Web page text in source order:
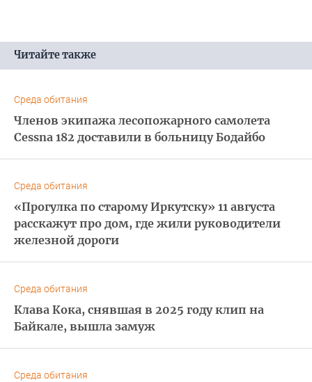
Читайте также
Среда обитания
Членов экипажа лесопожарного самолета
Cessna 182 доставили в больницу Бодайбо
Среда обитания
«Прогулка по старому Иркутску» 11 августа
расскажут про дом, где жили руководители
железной дороги
Среда обитания
Клава Кока, снявшая в 2025 году клип на
Байкале, вышла замуж
Среда обитания